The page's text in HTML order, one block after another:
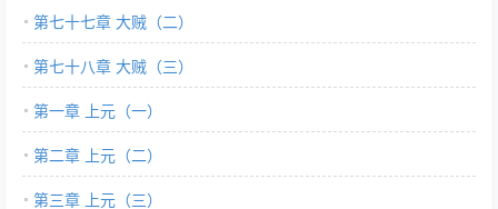
第七十七章 大贼（二）
第七十八章 大贼（三）
第一章 上元（一）
第二章 上元（二）
第三章 上元（三）